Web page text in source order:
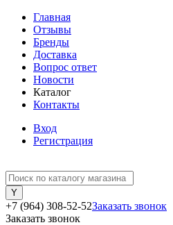
Главная
Отзывы
Бренды
Доставка
Вопрос ответ
Новости
Каталог
Контакты
Вход
Регистрация
+7 (964) 308-52-52Заказать звонок
Заказать звонок